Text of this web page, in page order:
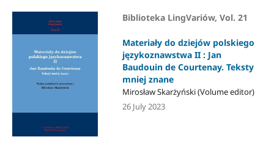
Biblioteka LingVariów, Vol. 21
Materiały do dziejów polskiego
językoznawstwa II : Jan
Baudouin de Courtenay. Teksty
mniej znane
Mirosław Skarżyński (Volume editor)
26 July 2023